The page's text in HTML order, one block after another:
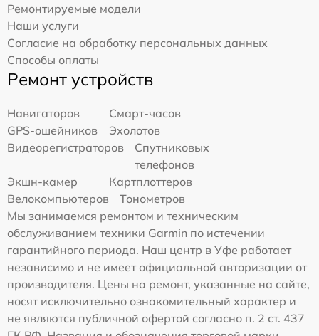
Ремонтируемые модели
Наши услуги
Согласие на обработку персональных данных
Способы оплаты
Ремонт устройств
Навигаторов
Смарт-часов
GPS-ошейников
Эхолотов
Видеорегистраторов
Спутниковых
телефонов
Экшн-камер
Картплоттеров
Велокомпьютеров
Тонометров
Мы занимаемся ремонтом и техническим
обслуживанием техники Garmin по истечении
гарантийного периода. Наш центр в Уфе работает
независимо и не имеет официальной авторизации от
производителя. Цены на ремонт, указанные на сайте,
носят исключительно ознакомительный характер и
не являются публичной офертой согласно п. 2 ст. 437